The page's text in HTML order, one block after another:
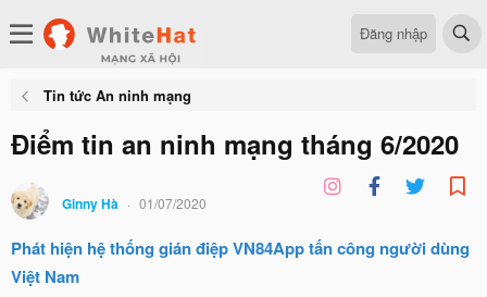
Đăng nhập
Tin tức An ninh mạng
Điểm tin an ninh mạng tháng 6/2020
Ginny Hà 01/07/2020
Phát hiện hệ thống gián điệp VN84App tấn công người dùng
Việt Nam